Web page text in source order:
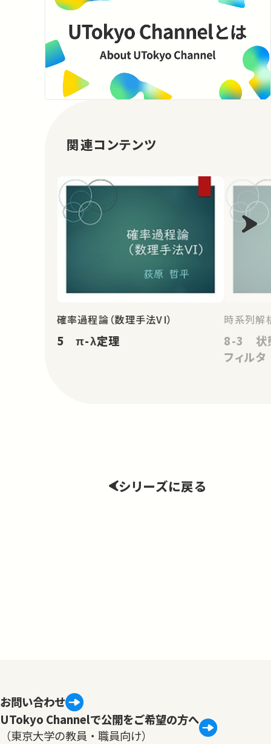
関連コンテンツ
確率過程論（数理手法VI）
5 π-λ定理
時系列解
8-3 状
フィルタ
シリーズに戻る
お問い合わせ
UTokyo Channelで公開をご希望の方へ
（東京大学の教員・職員向け）